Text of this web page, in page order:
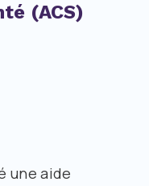
(ACS)
une aide